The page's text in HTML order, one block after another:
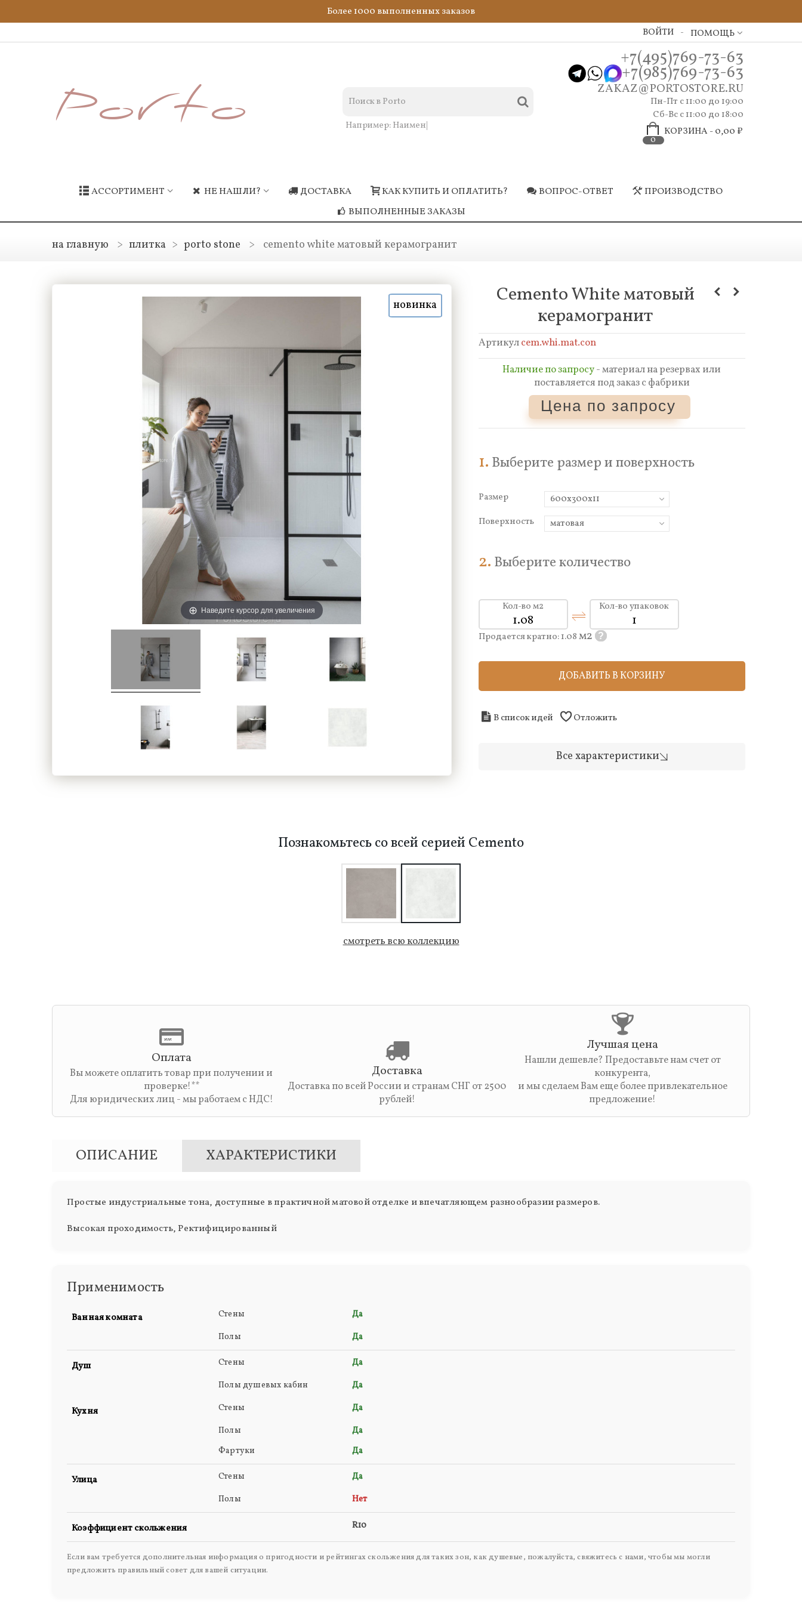
Более 1000 выполненных заказов
ПОМОЩЬ
ВОЙТИ
Например:Кера|
+7(495)769-73-63
+7(985)769-73-63
ZAKAZ@PORTOSTORE.RU
Пн-Пт c 11:00 до 19:00
Сб-Вс с 11:00 до 18:00
0
КОРЗИНА -0,00 ₽
АССОРТИМЕНТ НЕ НАШЛИ? ДОСТАВКА КАК КУПИТЬ И ОПЛАТИТЬ? ВОПРОС-ОТВЕТ
ПРОИЗВОДСТВО
ВЫПОЛНЕННЫЕ ЗАКАЗЫ
на главную > плитка > porto stone > cemento white матовый керамогранит
новинка
Наведите курсор для увеличения
Cemento White матовый
керамогранит
Артикулcem.whi.mat.con
Наличие по запросу- материал на резервах или
поставляется под заказ с фабрики
Цена по запросу
1. Выберите размер и поверхность
Размер
600x300x11
Поверхность
матовая
2. Выберите количество
Кол-во м2 Кол-во упаковок
Продается кратно:1.08м2 ?
ДОБАВИТЬ В КОРЗИНУ
В список идей Отложить
Все характеристики
Познакомьтесь со всей серией Cemento
смотреть всю коллекцию
Оплата
Вы можете оплатить товар при получении и
проверке!**
Для юридических лиц - мы работаем с НДС!
Доставка
Доставка по всей России и странам СНГ от 2500
рублей!
Лучшая цена
Нашли дешевле? Предоставьте нам счет от
конкурента,
и мы сделаем Вам еще более привлекательное
предложение!
ОПИСАНИЕ ХАРАКТЕРИСТИКИ
Простые индустриальные тона, доступные в практичной матовой отделке и впечатляющем разнообразии размеров.
Высокая проходимость, Ректифицированный
Применимость
Ванная комната Стены
Да
Полы
Да
Душ Стены
Да
Полы душевых кабин
Да
Кухня Стены
Да
Полы
Да
Фартуки
Да
Улица Стены
Да
Полы
Нет
Коэффициент скольжения R10
Если вам требуется дополнительная информация о пригодности и рейтингах скольжения для таких зон, как душевые, пожалуйста, свяжитесь с нами, чтобы мы могли
предложить правильный совет для вашей ситуации.